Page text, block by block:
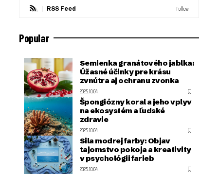
RSS Feed Follow
Popular
Semienka granátového jablka:
Úžasné účinky pre krásu
zvnútra aj ochranu zvonka
2025.10.04.
Špongiózny koral a jeho vplyv
na ekosystém a ľudské
zdravie
2025.10.04.
Sila modrej farby: Objav
tajomstvo pokoja a kreativity
v psychológii farieb
2025.10.04.